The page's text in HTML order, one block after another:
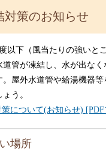
対策のお知らせ
以下（風当たりの強いと
管が凍結し、水が出なく
屋外水道管や給湯機器
う。
について(お知らせ) [PDF
場所